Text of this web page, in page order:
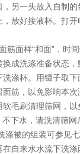
另一头放入自制的
放好接液杯。打开
面样“和面”，时
成洗涤准备状态，
涤杯。用镊子取下
筋，以免影响本次
毛刷清理筛网，以
下水，请洗清筛网
被的组装可参见
自来水水流下洗涤